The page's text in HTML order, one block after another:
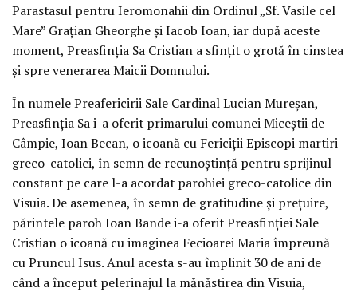
Parastasul pentru Ieromonahii din Ordinul „Sf. Vasile cel
Mare” Grațian Gheorghe și Iacob Ioan, iar după aceste
moment, Preasfinția Sa Cristian a sfințit o grotă în cinstea
și spre venerarea Maicii Domnului.
În numele Preafericirii Sale Cardinal Lucian Mureșan,
Preasfinția Sa i-a oferit primarului comunei Miceștii de
Câmpie, Ioan Becan, o icoană cu Fericiții Episcopi martiri
greco-catolici, în semn de recunoștință pentru sprijinul
constant pe care l-a acordat parohiei greco-catolice din
Visuia. De asemenea, în semn de gratitudine și prețuire,
părintele paroh Ioan Bande i-a oferit Preasfinției Sale
Cristian o icoană cu imaginea Fecioarei Maria împreună
cu Pruncul Isus. Anul acesta s-au împlinit 30 de ani de
când a început pelerinajul la mănăstirea din Visuia,